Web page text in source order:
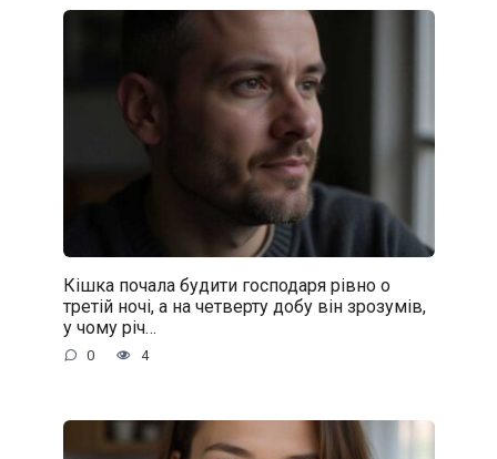
Кішка почала будити господаря рівно о
третій ночі, а на четверту добу він зрозумів,
у чому річ…
0 4